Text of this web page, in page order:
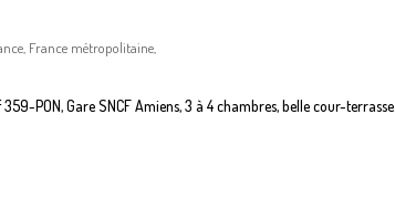
France métropolitaine,
359-PON, Gare SNCF Amiens, 3 à 4 chambres, belle cour-terrasse.